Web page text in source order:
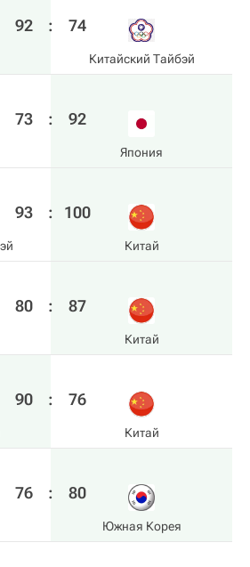
92 : 74
Китайский Тайбэй
73 : 92
Япония
93 : 100
Китай
80 : 87
Китай
90 : 76
Китай
76 : 80
Южная Корея